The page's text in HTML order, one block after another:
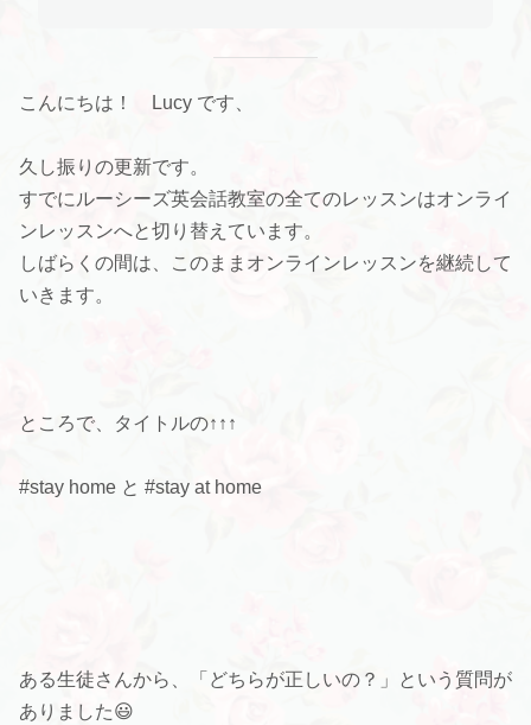
こんにちは！ Lucy です、
久し振りの更新です。
すでにルーシーズ英会話教室の全てのレッスンはオンライ
ンレッスンへと切り替えています。
しばらくの間は、このままオンラインレッスンを継続して
いきます。
ところで、タイトルの↑↑↑
#stay home と #stay at home
ある生徒さんから、「どちらが正しいの？」
という質問が
ありました😃